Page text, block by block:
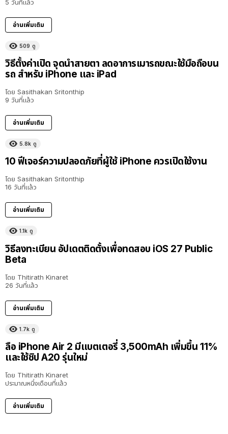
5 วันที่แล้ว
อ่านเพิ่มเติม
509 ดู
วิธีตั้งค่าเปิด จุดนำสายตา ลดอาการเมารถขณะใช้มือถือบน
รถ สำหรับ iPhone และ iPad
โดย Sasithakan Sritonthip
9 วันที่แล้ว
อ่านเพิ่มเติม
5.8k ดู
10 ฟีเจอร์ความปลอดภัยที่ผู้ใช้ iPhone ควรเปิดใช้งาน
โดย Sasithakan Sritonthip
16 วันที่แล้ว
อ่านเพิ่มเติม
1.1k ดู
วิธีลงทะเบียน อัปเดตติดตั้งเพื่อทดสอบ iOS 27 Public
Beta
โดย Thitirath Kinaret
26 วันที่แล้ว
อ่านเพิ่มเติม
1.7k ดู
ลือ iPhone Air 2 มีแบตเตอรี่ 3,500mAh เพิ่มขึ้น 11%
และใช้ชิป A20 รุ่นใหม่
โดย Thitirath Kinaret
ประมาณหนึ่งเดือนที่แล้ว
อ่านเพิ่มเติม